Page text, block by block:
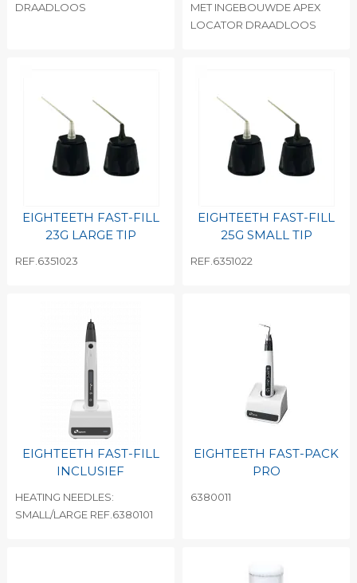
DRAADLOOS
MET INGEBOUWDE APEX
LOCATOR DRAADLOOS
EIGHTEETH FAST-FILL
23G LARGE TIP
REF.6351023
EIGHTEETH FAST-FILL
25G SMALL TIP
REF.6351022
EIGHTEETH FAST-FILL
INCLUSIEF
HEATING NEEDLES:
SMALL/LARGE REF.6380101
EIGHTEETH FAST-PACK
PRO
6380011